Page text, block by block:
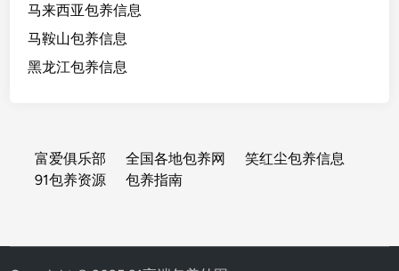
马来西亚包养信息
马鞍山包养信息
黑龙江包养信息
富爱俱乐部 全国各地包养网
笑红尘包养信息
91包养资源
包养指南